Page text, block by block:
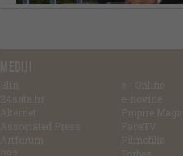
MEDIJI
Blin
24sata.hr
Alternet
Associated Press
Artforum
e-! Online
e-novine
Empire
FaceTV
Filmofilia